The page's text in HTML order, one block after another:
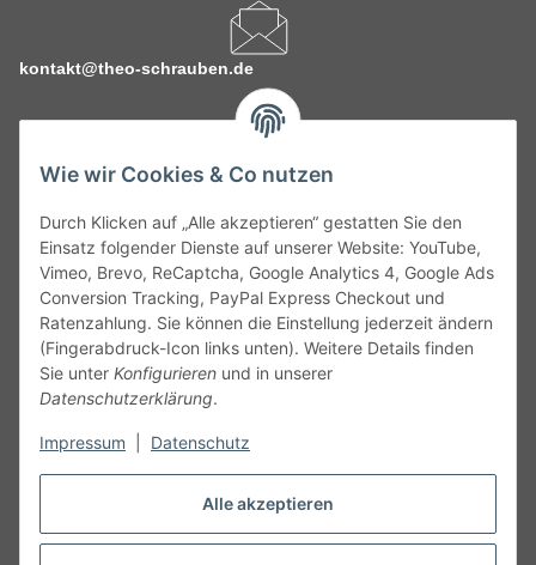
Alle akzeptieren
Wie wir Cookies & Co nutzen
Durch Klicken auf „Alle akzeptieren“ gestatten Sie den
Einsatz folgender Dienste auf unserer Website: YouTube,
Vimeo, Brevo, ReCaptcha, Google Analytics 4, Google Ads
Conversion Tracking, PayPal Express Checkout und
Ratenzahlung. Sie können die Einstellung jederzeit ändern
(Fingerabdruck-Icon links unten). Weitere Details finden
Sie unter Konfigurieren und in unserer
Datenschutzerklärung.
Impressum Datenschutz
kontakt@theo-schrauben.de
Service
Gesetzliche Informationen
Alle technischen Angaben ohne Gewähr. Irrtümer und fehlerhafte
Angaben vorbehalten. Wenn Sie Datenblätter oder spezielle
unseren Kundenservice. Abbildungen der Artikel können
Vertrag widerrufen